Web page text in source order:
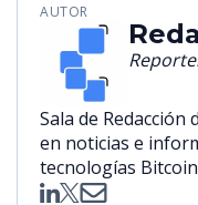
AUTOR
Sala de
en noticias e
tecnologías